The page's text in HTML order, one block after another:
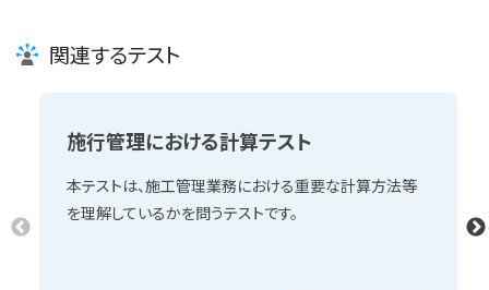
関連するテスト
施行管理における計算テスト
本テストは、施工管理業務における重要な計算方法等
を理解しているかを問うテストです。